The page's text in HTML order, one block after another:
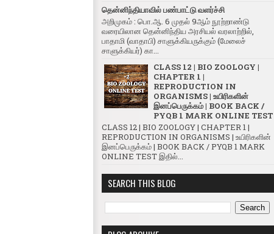
தென்னிந்தியாவில் பண்பாட்டு வளர்ச்சி
அறிமுகம் : பொ.ஆ. 6 முதல் 9ஆம் நூற்றாண்டு
வரையிலான தென்னிந்திய அரசியல் வரலாற்றில்,
பாதாமி (வாதாபி) சாளுக்கியருக்கும் (மேலைச்
சாளுக்கியர்) கா...
CLASS 12 | BIO ZOOLOGY |
CHAPTER 1 |
REPRODUCTION IN
ORGANISMS | உயிரிகளின்
இனப்பெருக்கம் | BOOK BACK /
PYQB 1 MARK ONLINE TEST
CLASS 12 | BIO ZOOLOGY | CHAPTER 1 |
REPRODUCTION IN ORGANISMS | உயிரிகளின்
இனப்பெருக்கம் | BOOK BACK / PYQB 1 MARK
ONLINE TEST இதில்...
SEARCH THIS BLOG